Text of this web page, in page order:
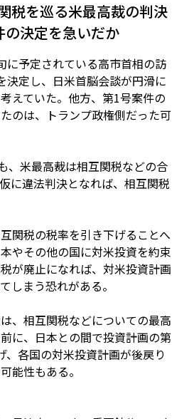
税を巡る米最高裁の判決
の決定を急いだか
に予定されている高市首相の訪
決定し、日米首脳会談が円滑に
えていた。他方、第1号案件の
のは、トランプ政権側だった可
、米最高裁は相互関税などの合
に違法判決となれば、相互関税
関税の税率を引き下げることへ
やその他の国に対米投資を約束
が廃止になれば、対米投資計画
しまう恐れがある。
、相互関税などについての最高
に、日本との間で投資計画の第
、各国の対米投資計画が後戻り
能性もある。